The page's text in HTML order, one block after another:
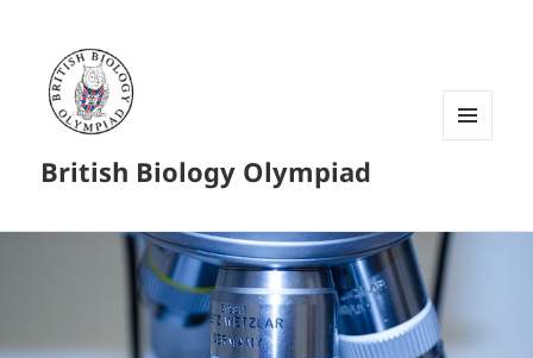
British Biology Olympiad